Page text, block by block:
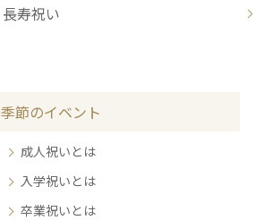
長寿祝い
季節のイベント
成人祝いとは
入学祝いとは
卒業祝いとは